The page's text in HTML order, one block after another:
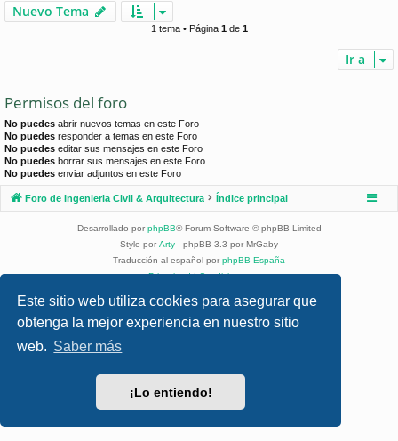
Este sitio web utiliza cookies para asegurar que
obtenga la mejor experiencia en nuestro sitio
web. Saber más
¡Lo entiendo!
Nuevo Tema
1 tema • Página 1de 1
Ir a
Permisos del foro
No puedes abrir nuevos temas en este Foro
No puedes responder a temas en este Foro
No puedes editar sus mensajes en este Foro
No puedes borrar sus mensajes en este Foro
No puedes enviar adjuntos en este Foro
Foro de Ingenieria Civil & Arquitectura Índice principal
Desarrollado por phpBB® Forum Software © phpBB Limited
Style por Arty - phpBB 3.3 por MrGaby
Traducción al español por phpBB España
Privacidad|Condiciones